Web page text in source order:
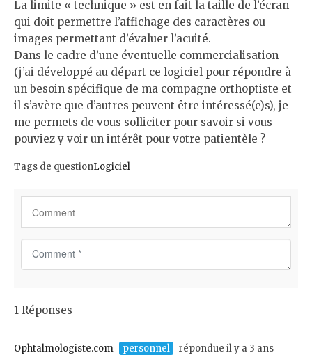
La limite « technique » est en fait la taille de l’écran
qui doit permettre l’affichage des caractères ou
images permettant d’évaluer l’acuité.
Dans le cadre d’une éventuelle commercialisation
(j’ai développé au départ ce logiciel pour répondre à
un besoin spécifique de ma compagne orthoptiste et
il s’avère que d’autres peuvent être intéressé(e)s), je
me permets de vous solliciter pour savoir si vous
pouviez y voir un intérêt pour votre patientèle ?
Tags de questionLogiciel
e
n
t
1 Réponses
Ophtalmologiste.com personnel répondue il y a 3 ans